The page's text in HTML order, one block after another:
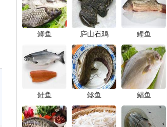
鲫鱼 庐山石鸡 鲤鱼
鲑鱼 鲶鱼 鲳鱼